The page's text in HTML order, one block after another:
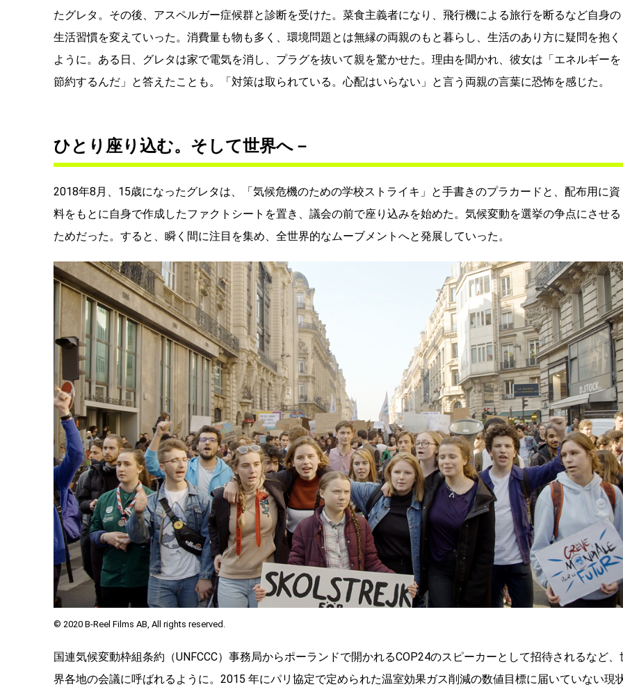
たグレタ。その後、アスペルガー症候群と診断を受けた。菜食主義者になり、飛行機による旅行を断るなど自身の
生活習慣を変えていった。消費量も物も多く、環境問題とは無縁の両親のもと暮らし、生活のあり方に疑問を抱く
ように。ある日、グレタは家で電気を消し、プラグを抜いて親を驚かせた。理由を聞かれ、彼女は「エネルギーを
節約するんだ」と答えたことも。「対策は取られている。心配はいらない」と言う両親の言葉に恐怖を感じた。
ひとり座り込む。そして世界へ－
2018年8月、15歳になったグレタは、「気候危機のための学校ストライキ」と手書きのプラカードと、配布用に資
料をもとに自身で作成したファクトシートを置き、議会の前で座り込みを始めた。気候変動を選挙の争点にさせる
ためだった。すると、瞬く間に注目を集め、全世界的なムーブメントへと発展していった。
© 2020 B-Reel Films AB, All rights reserved.
国連気候変動枠組条約（UNFCCC）事務局からポーランドで開かれるCOP24のスピーカーとして招待されるなど、
界各地の会議に呼ばれるように。2015 年にパリ協定で定められた温室効果ガス削減の数値目標に届いていない現